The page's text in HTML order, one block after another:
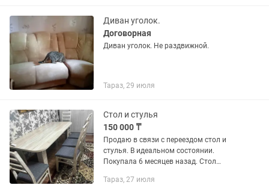
Диван уголок.
Договорная
Диван уголок. Не раздвижной.
Тараз, 29 июля
Стол и стулья
150 000 ₸
Продаю в связи с переездом стол и
стулья. В идеальном состоянии.
Покупала 6 месяцев назад. Стол
стульев .
Тараз, 27 июля